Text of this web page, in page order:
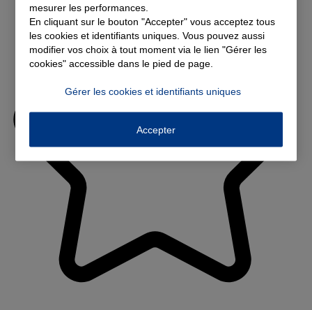
mesurer les performances.
En cliquant sur le bouton "Accepter" vous acceptez tous
les cookies et identifiants uniques. Vous pouvez aussi
modifier vos choix à tout moment via le lien "Gérer les
cookies" accessible dans le pied de page.
Gérer les cookies et identifiants uniques
Accepter